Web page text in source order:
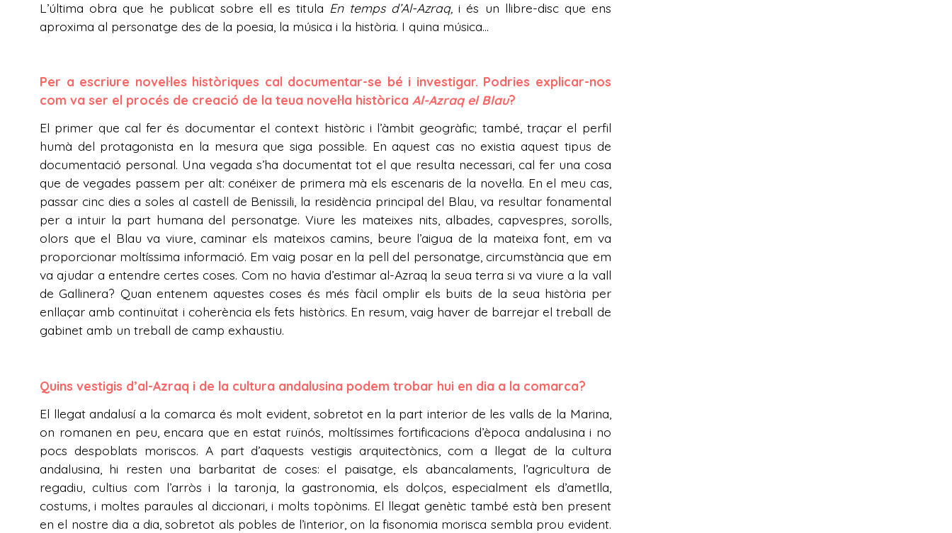
L’última obra que he publicat sobre ell es titula En temps d’Al-Azraq, i és un llibre-disc que ens
aproxima al personatge des de la poesia, la música i la història. I quina música...
Per a escriure novel·les històriques cal documentar-se bé i investigar. Podries explicar-nos
com va ser el procés de creació de la teua novel·la històrica Al-Azraq el Blau?
El primer que cal fer és documentar el context històric i l’àmbit geogràfic; també, traçar el perfil
humà del protagonista en la mesura que siga possible. En aquest cas no existia aquest tipus de
documentació personal. Una vegada s’ha documentat tot el que resulta necessari, cal fer una cosa
que de vegades passem per alt: conéixer de primera mà els escenaris de la novel·la. En el meu cas,
passar cinc dies a soles al castell de Benissili, la residència principal del Blau, va resultar fonamental
per a intuir la part humana del personatge. Viure les mateixes nits, albades, capvespres, sorolls,
olors que el Blau va viure, caminar els mateixos camins, beure l’aigua de la mateixa font, em va
proporcionar moltíssima informació. Em vaig posar en la pell del personatge, circumstància que em
va ajudar a entendre certes coses. Com no havia d’estimar al-Azraq la seua terra si va viure a la vall
de Gallinera? Quan entenem aquestes coses és més fàcil omplir els buits de la seua història per
enllaçar amb continuïtat i coherència els fets històrics. En resum, vaig haver de barrejar el treball de
gabinet amb un treball de camp exhaustiu.
Quins vestigis d’al-Azraq i de la cultura andalusina podem trobar hui en dia a la comarca?
El llegat andalusí a la comarca és molt evident, sobretot en la part interior de les valls de la Marina,
on romanen en peu, encara que en estat ruïnós, moltíssimes fortificacions d’època andalusina i no
pocs despoblats moriscos. A part d’aquests vestigis arquitectònics, com a llegat de la cultura
andalusina, hi resten una barbaritat de coses: el paisatge, els abancalaments, l’agricultura de
regadiu, cultius com l’arròs i la taronja, la gastronomia, els dolços, especialment els d’ametlla,
costums, i moltes paraules al diccionari, i molts topònims. El llegat genètic també està ben present
en el nostre dia a dia, sobretot als pobles de l’interior, on la fisonomia morisca sembla prou evident.